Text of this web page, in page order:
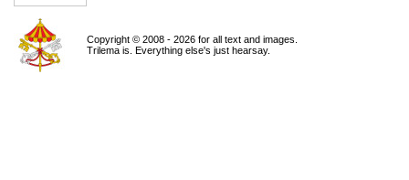
Copyright © 2008 - 2026 for all text and images.
Trilema is. Everything else's just hearsay.